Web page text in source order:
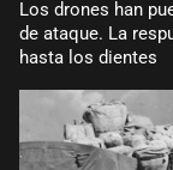
Los drones han
de ataque. La
hasta los dientes